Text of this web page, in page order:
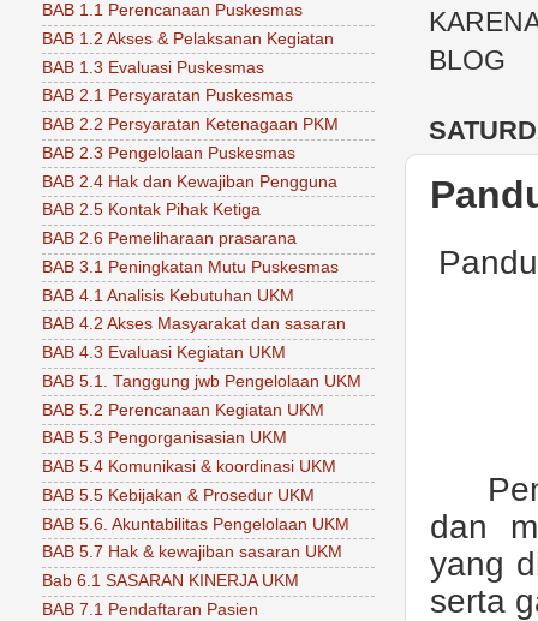
BLOG
dan
yang
serta
BAB 1.1 Perencanaan Puskesmas
BAB 1.2 Akses & Pelaksanan Kegiatan
BAB 1.3 Evaluasi Puskesmas
BAB 2.1 Persyaratan Puskesmas
BAB 2.2 Persyaratan Ketenagaan PKM
BAB 2.3 Pengelolaan Puskesmas
BAB 2.4 Hak dan Kewajiban Pengguna
BAB 2.5 Kontak Pihak Ketiga
BAB 2.6 Pemeliharaan prasarana
BAB 3.1 Peningkatan Mutu Puskesmas
BAB 4.1 Analisis Kebutuhan UKM
BAB 4.2 Akses Masyarakat dan sasaran
BAB 4.3 Evaluasi Kegiatan UKM
BAB 5.1. Tanggung jwb Pengelolaan UKM
BAB 5.2 Perencanaan Kegiatan UKM
BAB 5.3 Pengorganisasian UKM
BAB 5.4 Komunikasi & koordinasi UKM
BAB 5.5 Kebijakan & Prosedur UKM
BAB 5.6. Akuntabilitas Pengelolaan UKM
BAB 5.7 Hak & kewajiban sasaran UKM
Bab 6.1 SASARAN KINERJA UKM
BAB 7.1 Pendaftaran Pasien